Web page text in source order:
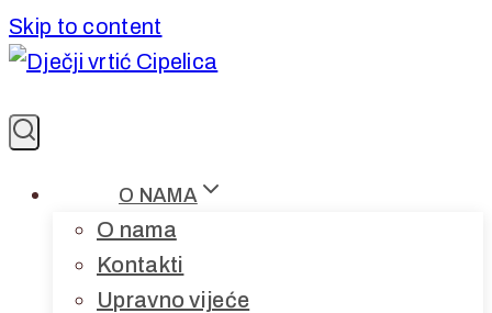
Skip to content
O NAMA
O nama
Kontakti
Upravno vijeće